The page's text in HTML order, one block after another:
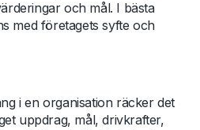
och mål. I bästa
med företagets syfte och
i en organisation räcker det
uppdrag, mål, drivkrafter,